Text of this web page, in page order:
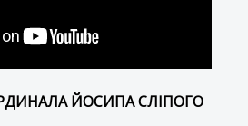
ЙОСИПА СЛІПОГО